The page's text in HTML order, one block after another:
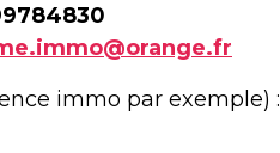
immo par exemple) :